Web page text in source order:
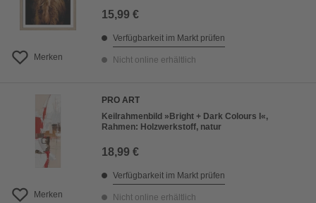
Merken
15,99 €
Verfügbarkeit im Markt prüfen
Nicht online erhältlich
Merken
PRO ART
Keilrahmenbild »Bright + Dark Colours I«,
Rahmen: Holzwerkstoff, natur
18,99 €
Verfügbarkeit im Markt prüfen
Nicht online erhältlich